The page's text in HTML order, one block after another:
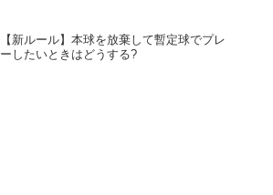
【新ルール】本球を放棄して暫定球でプレ
ーしたいときはどうする?